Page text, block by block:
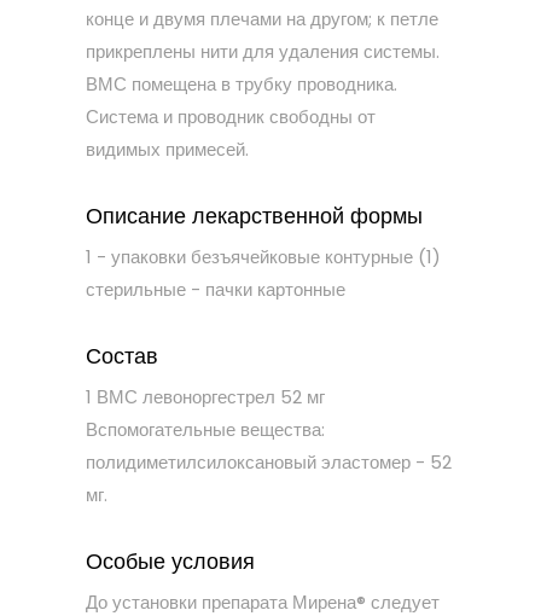
конце и двумя плечами на другом; к петле
прикреплены нити для удаления системы.
ВМС помещена в трубку проводника.
Система и проводник свободны от
видимых примесей.
Описание лекарственной формы
1 - упаковки безъячейковые контурные (1)
стерильные - пачки картонные
Состав
1 ВМС левоноргестрел 52 мг
Вспомогательные вещества:
полидиметилсилоксановый эластомер - 52
мг.
Особые условия
До установки препарата Мирена® следует